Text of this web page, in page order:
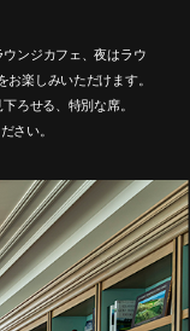
ンジカフェ、夜はラウ
楽しみいただけます。
ろせる、特別な席。
さい。